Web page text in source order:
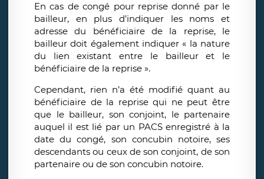
En cas de congé pour reprise donné par le
bailleur, en plus d’indiquer les noms et
adresse du bénéficiaire de la reprise, le
bailleur doit également indiquer « la nature
du lien existant entre le bailleur et le
bénéficiaire de la reprise ».
Cependant, rien n’a été modifié quant au
bénéficiaire de la reprise qui ne peut être
que le bailleur, son conjoint, le partenaire
auquel il est lié par un PACS enregistré à la
date du congé, son concubin notoire, ses
descendants ou ceux de son conjoint, de son
partenaire ou de son concubin notoire.